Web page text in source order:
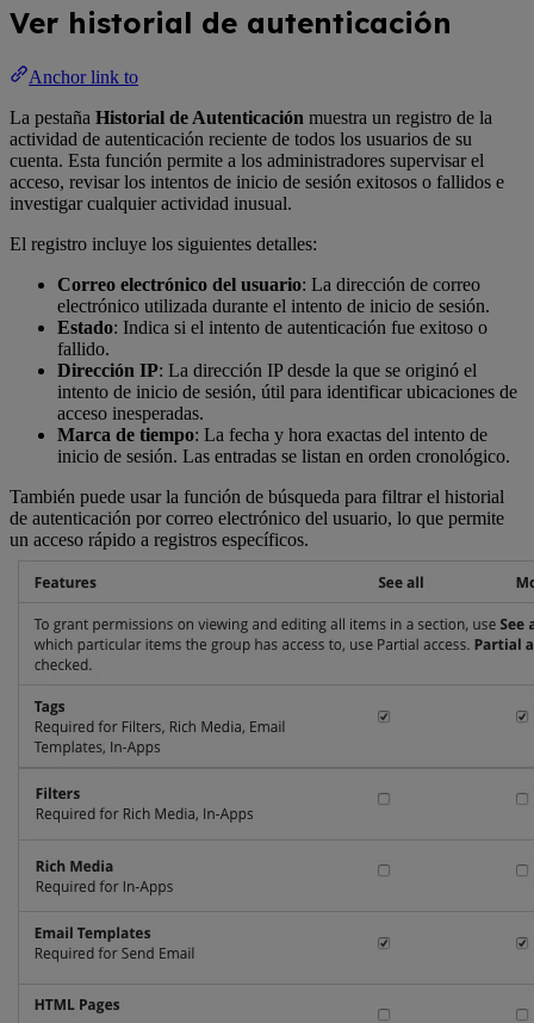
Ver historial de autenticación
Anchor link to
La pestaña Historial de Autenticación muestra un registro de la
actividad de autenticación reciente de todos los usuarios de su
cuenta. Esta función permite a los administradores supervisar el
acceso, revisar los intentos de inicio de sesión exitosos o fallidos e
investigar cualquier actividad inusual.
El registro incluye los siguientes detalles:
Correo electrónico del usuario: La dirección de correo
electrónico utilizada durante el intento de inicio de sesión.
Estado: Indica si el intento de autenticación fue exitoso o
fallido.
Dirección IP: La dirección IP desde la que se originó el
intento de inicio de sesión, útil para identificar ubicaciones de
acceso inesperadas.
Marca de tiempo: La fecha y hora exactas del intento de
inicio de sesión. Las entradas se listan en orden cronológico.
También puede usar la función de búsqueda para filtrar el historial
de autenticación por correo electrónico del usuario, lo que permite
un acceso rápido a registros específicos.